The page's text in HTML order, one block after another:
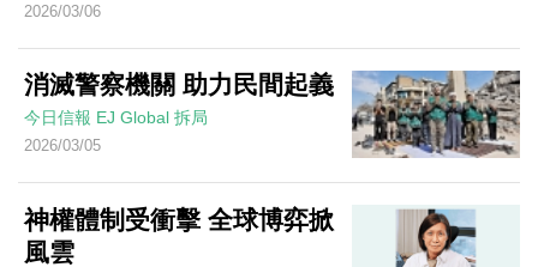
2026/03/06
消滅警察機關 助力民間起義
今日信報 EJ Global 拆局
2026/03/05
神權體制受衝擊 全球博弈掀
風雲